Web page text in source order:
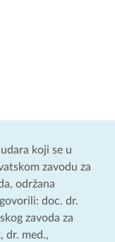
koji se u
zavodu za
održana
doc. dr.
zavoda za
dr. med.,